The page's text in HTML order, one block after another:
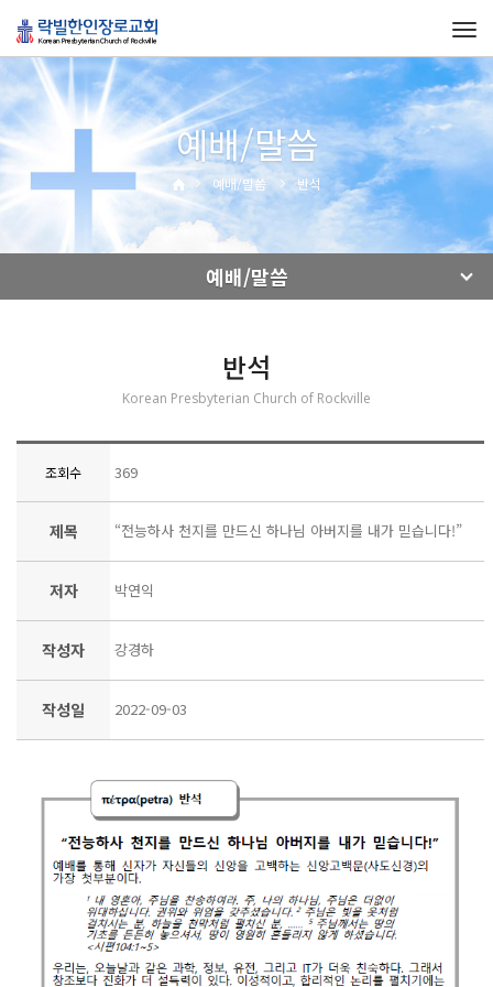
예배/말씀
예배/말씀 반석
예배/말씀
반석
Korean Presbyterian Church of Rockville
조회수 369
제목 “전능하사 천지를 만드신 하나님 아버지를 내가 믿습니다!”
저자 박연익
작성자 강경하
작성일 2022-09-03